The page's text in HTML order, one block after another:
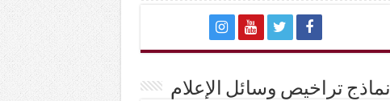
نماذج تراخيص وسائل الإعلام